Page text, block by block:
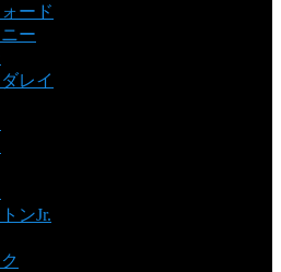
ード
ー
レイ
ンJr.